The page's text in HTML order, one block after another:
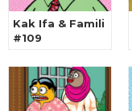
Kak Ifa & Famili
#109